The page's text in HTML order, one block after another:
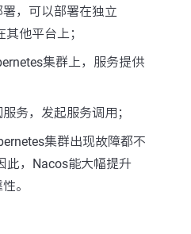
，可以部署在独立
他平台上；
集群上，服务提供
务，发起服务调用；
集群出现故障都不
此，Nacos能大幅提升
。